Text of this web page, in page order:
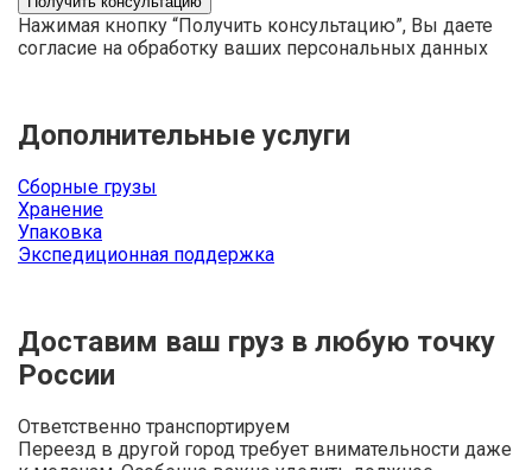
Нажимая кнопку “Получить консультацию”, Вы даете
согласие на обработку ваших персональных данных
Дополнительные услуги
Сборные грузы
Хранение
Упаковка
Экспедиционная поддержка
Доставим ваш груз в любую точку
России
Ответственно транспортируем
Переезд в другой город требует внимательности даже